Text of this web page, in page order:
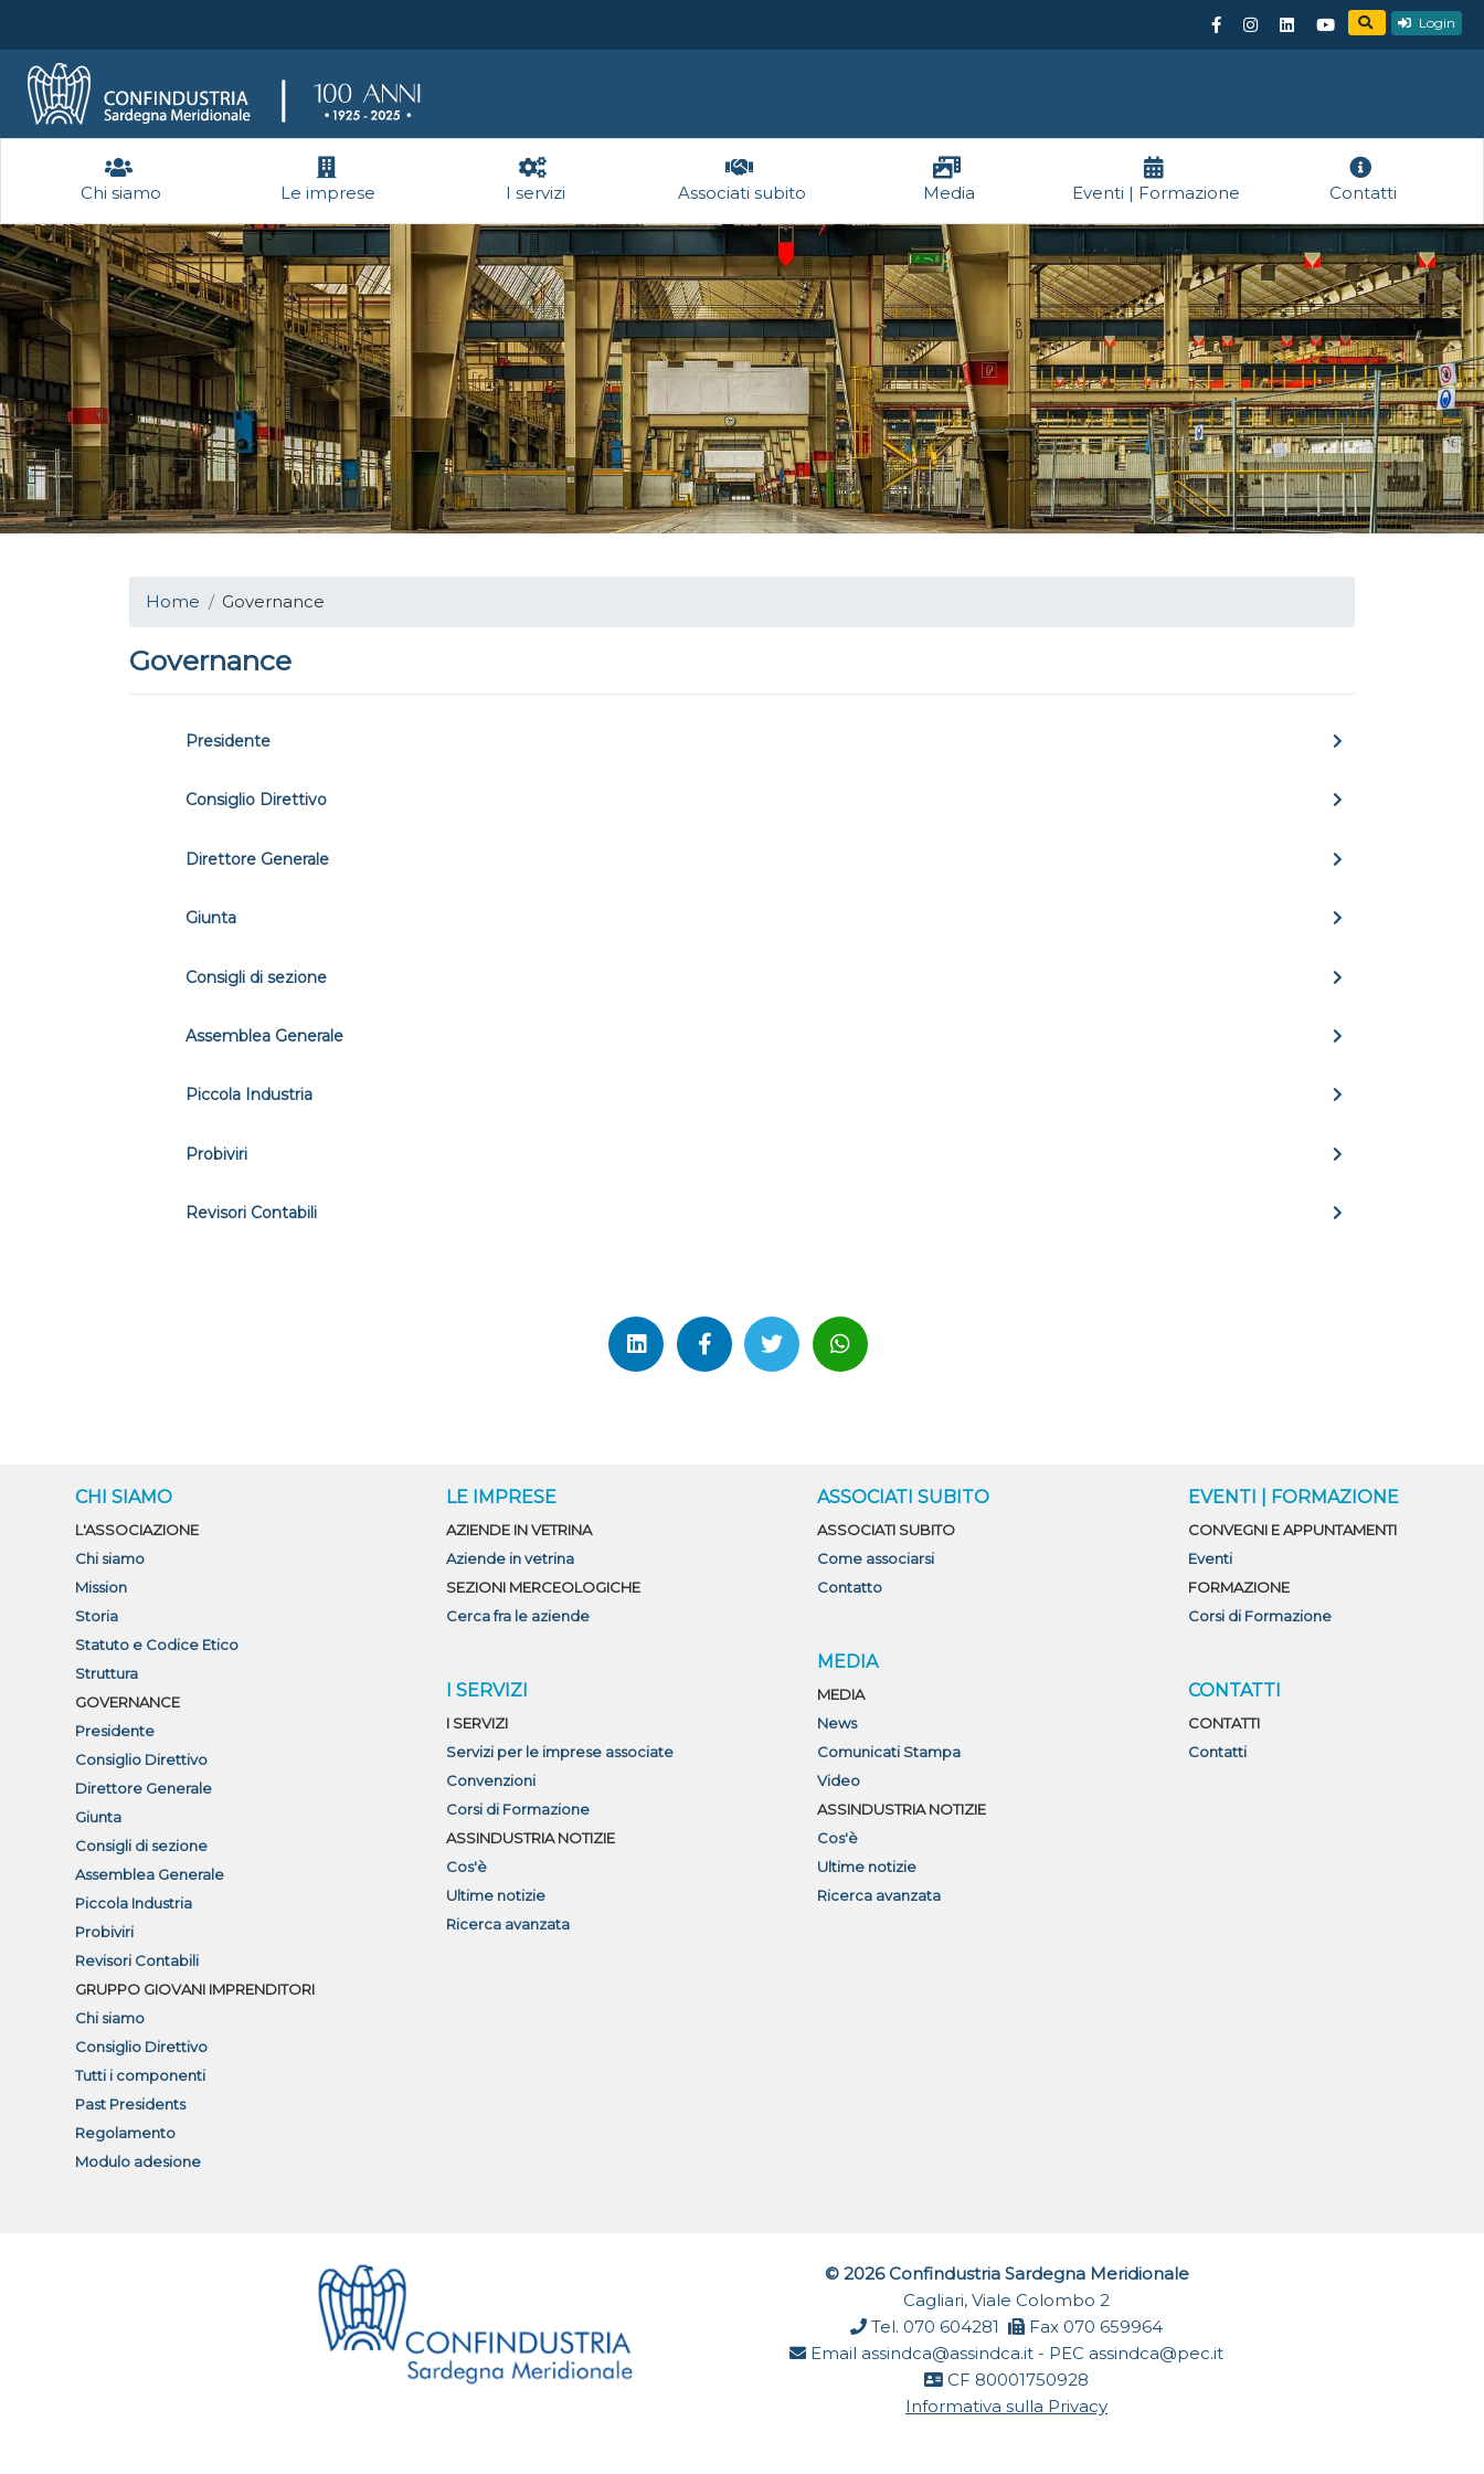
Login
Chi siamo Le imprese I servizi Associati subito Media Eventi | Formazione Contatti
Home Governance
Governance
Presidente
Consiglio Direttivo
Direttore Generale
Giunta
Consigli di sezione
Assemblea Generale
Piccola Industria
Probiviri
Revisori Contabili
CHI SIAMO
L'ASSOCIAZIONE
Chi siamo
Mission
Storia
Statuto e Codice Etico
Struttura
GOVERNANCE
Presidente
Consiglio Direttivo
Direttore Generale
Giunta
Consigli di sezione
Assemblea Generale
Piccola Industria
Probiviri
Revisori Contabili
GRUPPO GIOVANI IMPRENDITORI
Chi siamo
Consiglio Direttivo
Tutti i componenti
Past Presidents
Regolamento
Modulo adesione
LE IMPRESE
AZIENDE IN VETRINA
Aziende in vetrina
SEZIONI MERCEOLOGICHE
Cerca fra le aziende
I SERVIZI
I SERVIZI
Servizi per le imprese associate
Convenzioni
Corsi di Formazione
ASSINDUSTRIA NOTIZIE
Cos'è
Ultime notizie
Ricerca avanzata
ASSOCIATI SUBITO
ASSOCIATI SUBITO
Come associarsi
Contatto
MEDIA
MEDIA
News
Comunicati Stampa
Video
ASSINDUSTRIA NOTIZIE
Cos'è
Ultime notizie
Ricerca avanzata
EVENTI | FORMAZIONE
CONVEGNI E APPUNTAMENTI
Eventi
FORMAZIONE
Corsi di Formazione
CONTATTI
CONTATTI
Contatti
© 2026 Confindustria Sardegna Meridionale
Cagliari, Viale Colombo 2
Tel. 070 604281
Fax 070 659964
Email assindca@assindca.it - PEC assindca@pec.it
CF 80001750928
Informativa sulla Privacy